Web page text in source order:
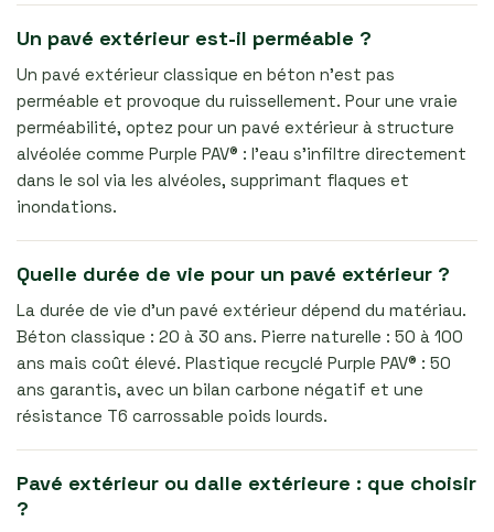
Un pavé extérieur est-il perméable ?
Un pavé extérieur classique en béton n’est pas
perméable et provoque du ruissellement. Pour une vraie
perméabilité, optez pour un pavé extérieur à structure
alvéolée comme Purple PAV® : l’eau s’infiltre directement
dans le sol via les alvéoles, supprimant flaques et
inondations.
Quelle durée de vie pour un pavé extérieur ?
La durée de vie d’un pavé extérieur dépend du matériau.
Béton classique : 20 à 30 ans. Pierre naturelle : 50 à 100
ans mais coût élevé. Plastique recyclé Purple PAV® : 50
ans garantis, avec un bilan carbone négatif et une
résistance T6 carrossable poids lourds.
Pavé extérieur ou dalle extérieure : que choisir
?